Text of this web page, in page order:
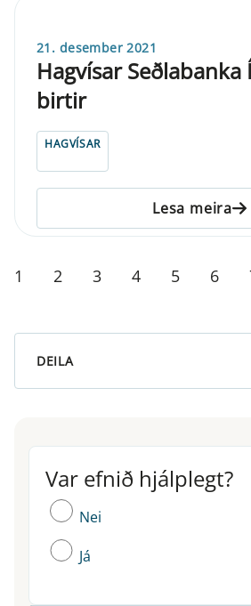
21. desember 2021
Hagvísar Seðlabanka
birtir
HAGVÍSAR
Lesa meira
1 2 3 4 5 6
DEILA
Var efnið hjálplegt?
Var efnið hjálplegt?
Nei
Já